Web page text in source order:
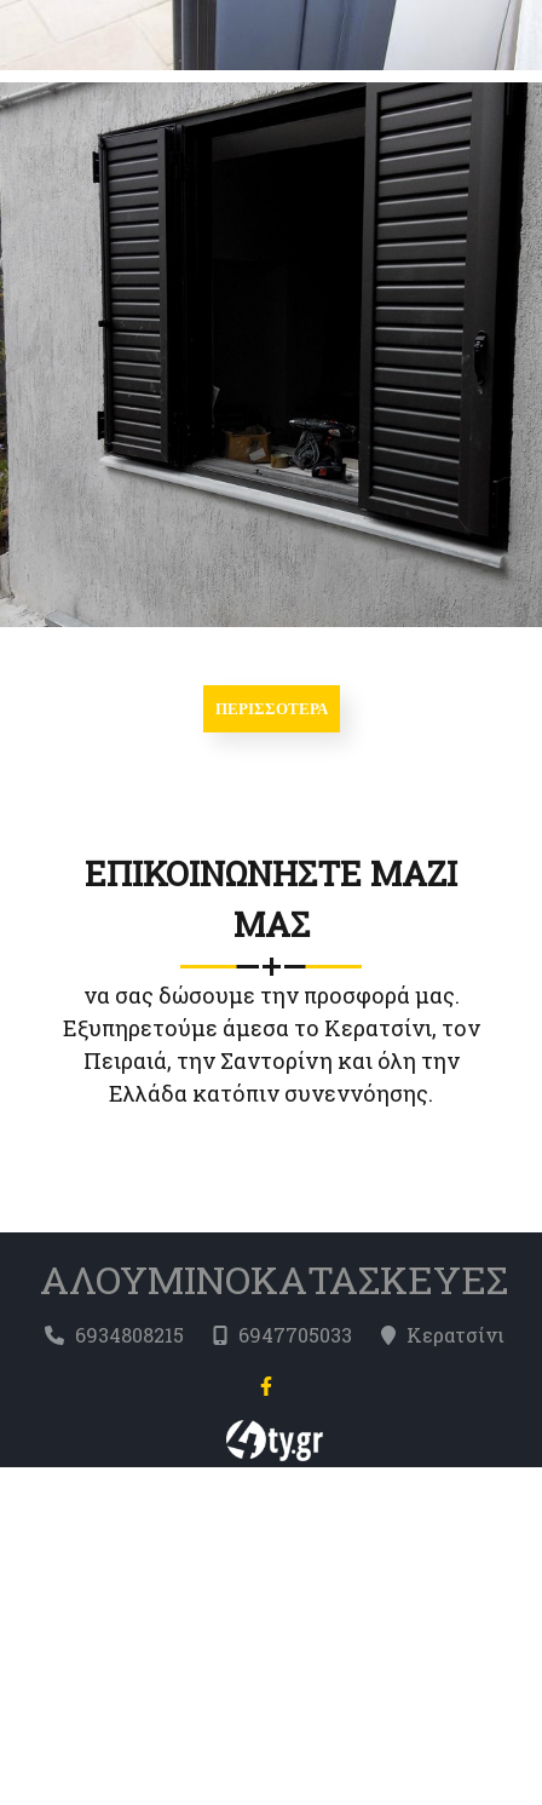
ΠΕΡΙΣΣΟΤΕΡΑ
ΕΠΙΚΟΙΝΩΝΗΣΤΕ ΜΑΖΙ
ΜΑΣ
να σας δώσουμε την προσφορά μας.
Εξυπηρετούμε άμεσα το Κερατσίνι, τον
Πειραιά, την Σαντορίνη και όλη την
Ελλάδα κατόπιν συνεννόησης.
ΑΛΟΥΜΙΝΟΚΑΤΑΣΚΕΥΕΣ
6934808215 6947705033 Κερατσίνι